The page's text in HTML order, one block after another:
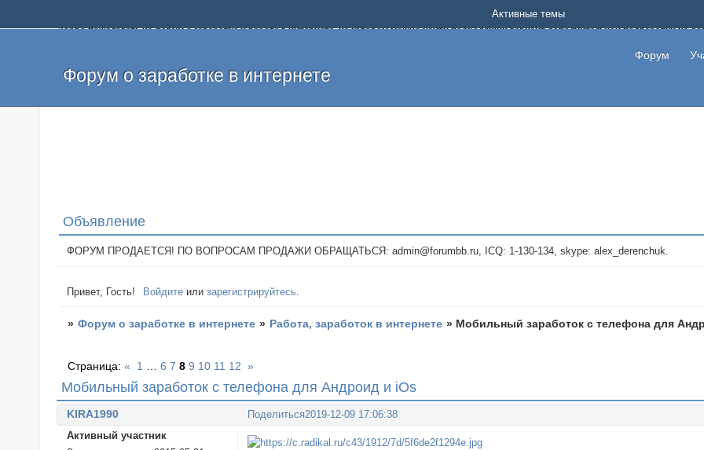
Добро пожаловать на форум о заработке и работе в интернете, на котором можно найти подходящий вариант дополнительной подработки на
и оставлять свои отзывы. Если вы знаете, что определенный проект или сайт не платит, то указывайте в теме что это лохотрон, чтобы другие
легкие деньги без вложений и регистрации уже сегодня. Создавайте новые темы, размещайте объявления со своими пригласительными
Форум о заработке в интернете
Форум
Активные темы
Объявление
ФОРУМ ПРОДАЕТСЯ! ПО ВОПРОСАМ ПРОДАЖИ ОБРАЩАТЬСЯ: admin@forumbb.ru, ICQ: 1-130-134, skype: alex_derenchuk.
Привет, Гость! Войдите илизарегистрируйтесь.
» Форум о заработке в интернете » Работа, заработок в интернете » Мобильный заработок с телефона для
Мобильный заработок с телефона для Андроид и iOs
Страница:« 1 6 7 8 9 10 11 12 »
Поделиться2019-12-09 17:06:38
KIRA1990
Активный участник